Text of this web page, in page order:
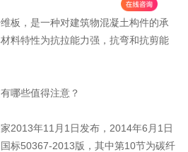
板，是一种对建筑物混凝土构件的承
料特性为抗拉能力强，抗弯和抗剪能
哪些值得注意？
2013年11月1日发布，2014年6月1日
标50367-2013版，其中第10节为碳纤